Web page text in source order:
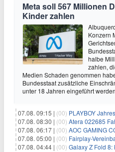
Meta soll 567 Millionen
Kinder zahlen
Konzern
halbe
zahlen,
Medien Schaden genommen
Bundesstaat zusätzliche
unter 18 Jahren eingeführt
07.08. 09:15 | (00) PLAYBOY
07.08. 08:30 | (00) Atera 022685
07.08. 06:17 | (00) AOC GAMING
07.08. 05:00 | (00) Fairplay-
07.08. 04:44 | (00) Galaxy Z Fold 8: